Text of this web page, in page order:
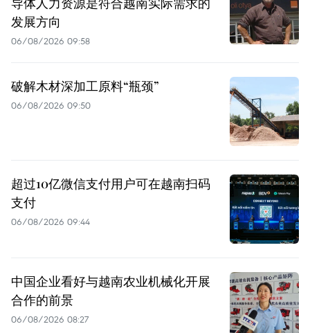
发展方向
06/08/2026 09:58
破解木材深加工原料“瓶颈”
06/08/2026 09:50
超过10亿微信支付用户可在越南扫码
支付
06/08/2026 09:44
中国企业看好与越南农业机械化开展
合作的前景
06/08/2026 08:27